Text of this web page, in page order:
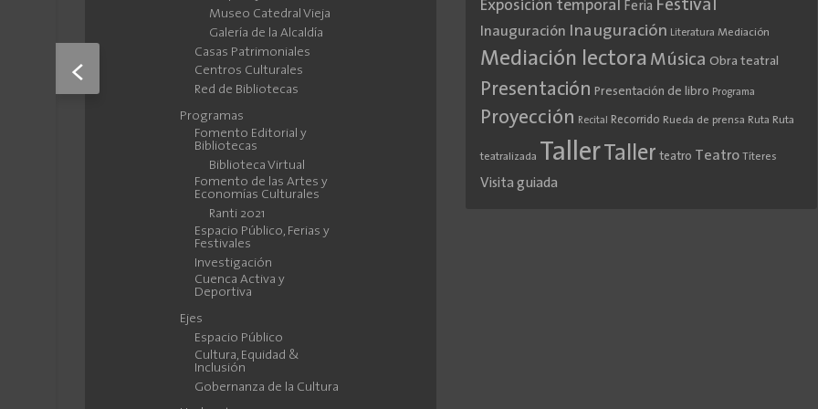
<
Museo Catedral Vieja
Galería de la Alcaldía
Casas Patrimoniales
Centros Culturales
Red de Bibliotecas
Programas
Fomento Editorial y
Bibliotecas
Biblioteca Virtual
Fomento de las Artes y
Economías Culturales
Ranti 2021
Espacio Público, Ferias y
Festivales
Investigación
Cuenca Activa y
Deportiva
Ejes
Espacio Público
Cultura, Equidad &
Inclusión
Gobernanza de la Cultura
Exposición temporal Feria Festival
Inauguración Inauguración Literatura Mediación
Mediación lectora Música Obra teatral
Presentación Presentación de libro Programa
Proyección Recital Recorrido Rueda de prensa Ruta Ruta
teatralizada TallerTaller teatro Teatro Títeres
Visita guiada